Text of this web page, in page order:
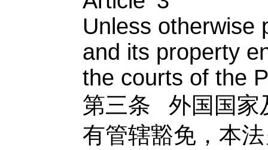
Unless otherwise
and its property
the courts of the
第三条
外国国家
有管辖豁免，本